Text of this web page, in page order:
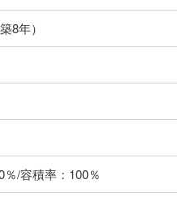
れている金融機関等にご確認の
。初期設定で自動入力されてい
出金利とは何ら関係がなく、実際
証するものではありません。返
ります。入力された金利を35年
す。ご注意ください。実際にお
ご自身でご確認をお願いいたしま
談をする
8年）
/容積率：100％